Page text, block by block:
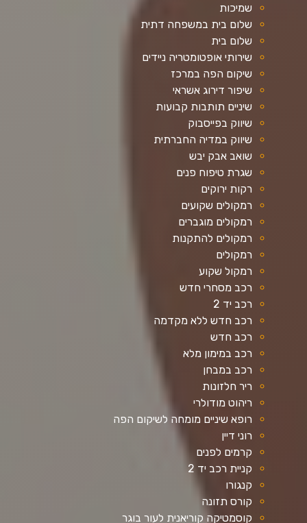
שמיכות
שלום בית במשפחה דתית
שלום בית
שירותי אופטומטריה ניידים
שיקום הפה במרכז
שיפור דירוג אשראי
שיניים תותבות קבועות
שיווק בפייסבוק
שיווק במדיה החברתית
שואב אבק יבש
שגרת טיפוח פנים
רקות ירוקים
רמקולים שקועים
רמקולים מוגברים
רמקולים להתקנות
רמקולים
רמקול שקוע
רכב מסחרי חדש
רכב יד 2
רכב חדש ללא מקדמה
רכב חדש
רכב במימון מלא
רכב במבחן
ריר חלזונות
ריהוט מודולרי
רופא שיניים מומחה לשיקום הפה
רוני דיין
קרמים לפנים
קניית רכב יד 2
קנגורו
קורס תזונה
קוסמטיקה קוריאנית לעור בוגר